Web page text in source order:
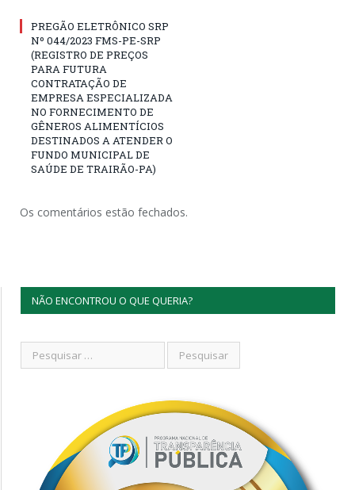
PREGÃO ELETRÔNICO SRP
Nº 044/2023 FMS-PE-SRP
(REGISTRO DE PREÇOS
PARA FUTURA
CONTRATAÇÃO DE
EMPRESA ESPECIALIZADA
NO FORNECIMENTO DE
GÊNEROS ALIMENTÍCIOS
DESTINADOS A ATENDER O
FUNDO MUNICIPAL DE
SAÚDE DE TRAIRÃO-PA)
Os comentários estão fechados.
NÃO ENCONTROU O QUE QUERIA?